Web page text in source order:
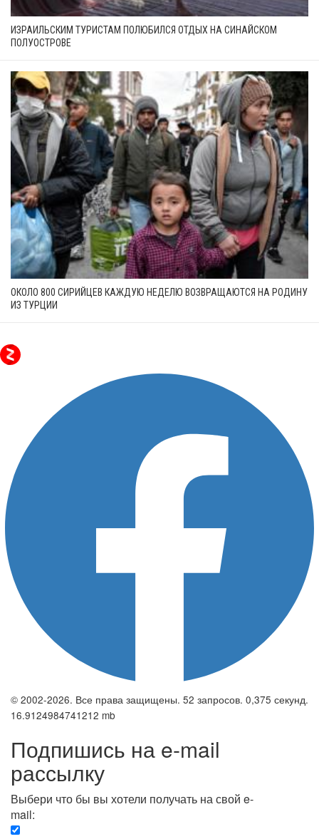
ИЗРАИЛЬСКИМ ТУРИСТАМ ПОЛЮБИЛСЯ ОТДЫХ НА СИНАЙСКОМ
ПОЛУОСТРОВЕ
ОКОЛО 800 СИРИЙЦЕВ КАЖДУЮ НЕДЕЛЮ ВОЗВРАЩАЮТСЯ НА РОДИНУ
ИЗ ТУРЦИИ
© 2002-2026. Все права защищены. 52 запросов. 0,375 секунд.
16.9124984741212 mb
Подпишись на e-mail
рассылку
Выбери что бы вы хотели получать на свой e-
mail: